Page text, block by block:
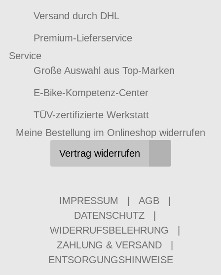
Versand durch DHL
Premium-Lieferservice
Service
Große Auswahl aus Top-Marken
E-Bike-Kompetenz-Center
TÜV-zertifizierte Werkstatt
Meine Bestellung im Onlineshop widerrufen
Vertrag widerrufen
IMPRESSUM AGB
DATENSCHUTZ
WIDERRUFSBELEHRUNG
ZAHLUNG & VERSAND
ENTSORGUNGSHINWEISE